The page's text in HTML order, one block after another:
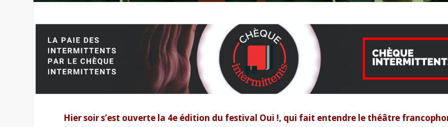
Hier soir s’est ouverte la 4e édition du festival Oui !, qui fait entendre le théâtre